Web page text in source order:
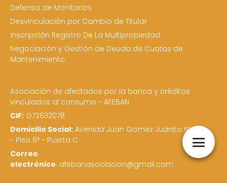
Defensa de Monitorios
Desvinculación por Cambio de Titular
Inscripción Registro De La Multipropiedad
Negociación y Gestión de Deuda de Cuotas de
Mantenimiento
Asociación de afectados por la banca y créditos
vinculados al consumo - AFEBAN
CIF: G72632078
Domicilio Social: Avenida Juan Gomez Juanito Nº 16
- Piso 6º - Puerta C
Correo
electrónico: afebanasociacion@gmail.com